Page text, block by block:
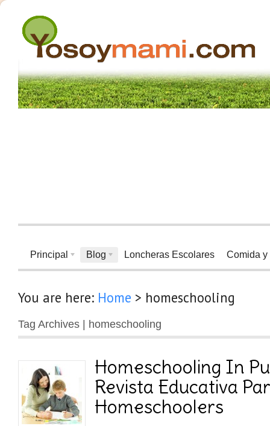
Principal Blog Loncheras Escolares Comida y
You are here: Home > homeschooling
Tag Archives | homeschooling
Homeschooling In
Revista Educativa
Homeschoolers